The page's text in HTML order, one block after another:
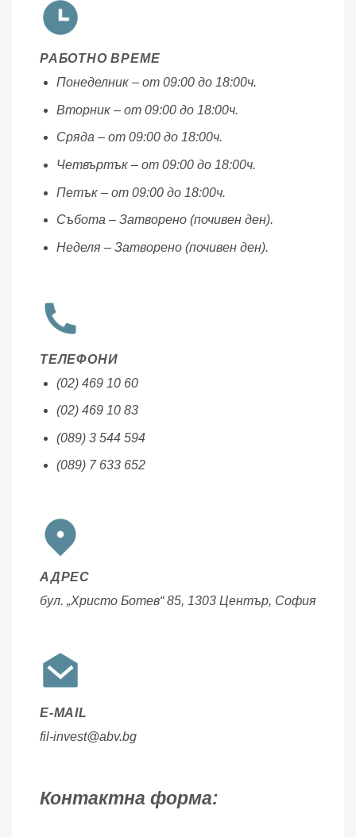
РАБОТНО ВРЕМЕ
Понеделник – от 09:00 до 18:00ч.
Вторник – от 09:00 до 18:00ч.
Сряда – от 09:00 до 18:00ч.
Четвъртък – от 09:00 до 18:00ч.
Петък – от 09:00 до 18:00ч.
Събота – Затворено (почивен ден).
Неделя – Затворено (почивен ден).
ТЕЛЕФОНИ
(02) 469 10 60
(02) 469 10 83
(089) 3 544 594
(089) 7 633 652
АДРЕС
бул. „Христо Ботев“ 85, 1303 Център, София
E-MAIL
fil-invest@abv.bg
Контактна форма: